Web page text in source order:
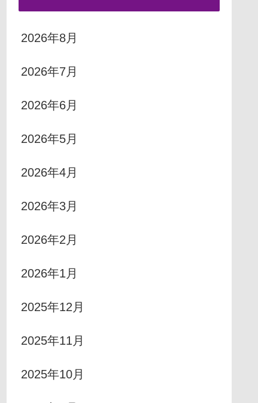
2026年8月
2026年7月
2026年6月
2026年5月
2026年4月
2026年3月
2026年2月
2026年1月
2025年12月
2025年11月
2025年10月